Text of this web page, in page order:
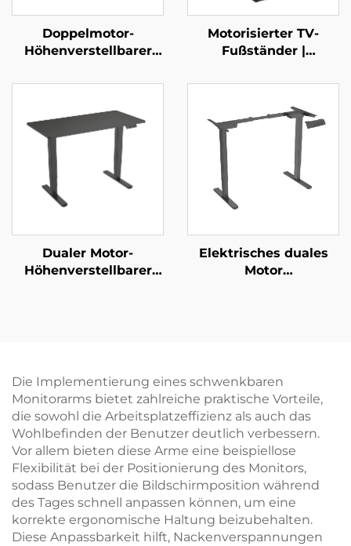
Doppelmotor-
Höhenverstellbarer
Speicherfunktion | V-
Motorisierter TV-
Fußständer |
gesteuerter Teleskop-
Bildschirme mit
Höhenspeicher &
Mehrstufiger
Verstellung | V-
MOUNTS VM-TC002
Dualer Motor-
Höhenverstellbarer
– V-MOUNTS JSD2-01-
D-1P
Elektrisches duales
Motor
Die Implementierung eines schwenkbaren
Monitorarms bietet zahlreiche praktische Vorteile,
die sowohl die Arbeitsplatzeffizienz als auch das
Wohlbefinden der Benutzer deutlich verbessern.
Vor allem bieten diese Arme eine beispiellose
Flexibilität bei der Positionierung des Monitors,
sodass Benutzer die Bildschirmposition während
des Tages schnell anpassen können, um eine
korrekte ergonomische Haltung beizubehalten.
Diese Anpassbarkeit hilft, Nackenverspannungen